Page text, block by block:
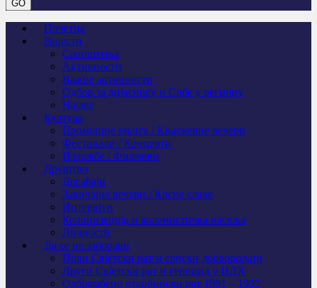
Почетна
Вијести
Саопштења
Активности
Важне активности
Одбор за дијаспору и Србе у региону
Најаве
Култура
Промоције књига / Књижевне вечери
Фестивали / Концерти
Изложбе / Филмови
Друштво
Догађаји
Завичајне вечери / Крсне славе
Интервјуи
Колонизација и колонистичка насеља
Личности
Да се не заборави
Први Свјeтски рат и српски добровољци
Други Свјетски рат и геноцид у НДХ
Одбрамбено отаџбински рат 1991 – 1995